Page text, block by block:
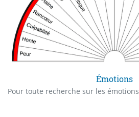
Émotions
Pour toute recherche sur les émotions